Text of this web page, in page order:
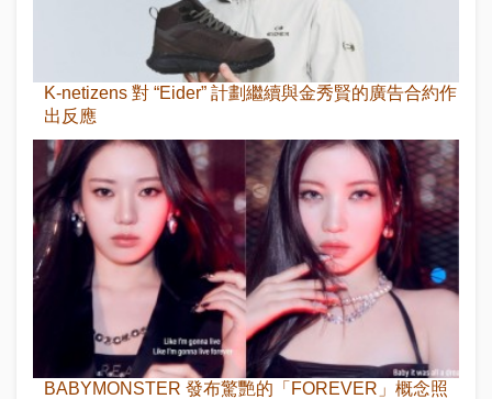
K-netizens 對 “Eider” 計劃繼續與金秀賢的廣告合約作
出反應
BABYMONSTER 發布驚艷的「FOREVER」概念照